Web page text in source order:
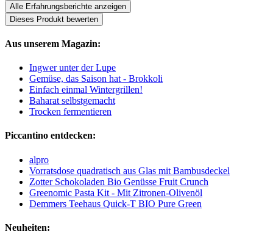
Alle Erfahrungsberichte anzeigen
Dieses Produkt bewerten
Aus unserem Magazin:
Ingwer unter der Lupe
Gemüse, das Saison hat - Brokkoli
Einfach einmal Wintergrillen!
Baharat selbstgemacht
Trocken fermentieren
Piccantino entdecken:
alpro
Vorratsdose quadratisch aus Glas mit Bambusdeckel
Zotter Schokoladen Bio Genüsse Fruit Crunch
Greenomic Pasta Kit - Mit Zitronen-Olivenöl
Demmers Teehaus Quick-T BIO Pure Green
Neuheiten: